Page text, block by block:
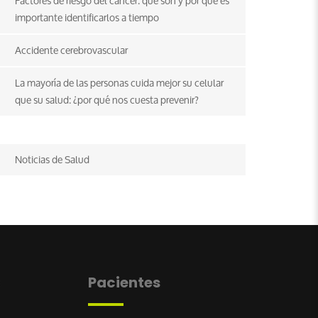
importante identificarlos a tiempo
Accidente cerebrovascular
La mayoría de las personas cuida mejor su celular
que su salud: ¿por qué nos cuesta prevenir?
Noticias de Salud
Pacientes